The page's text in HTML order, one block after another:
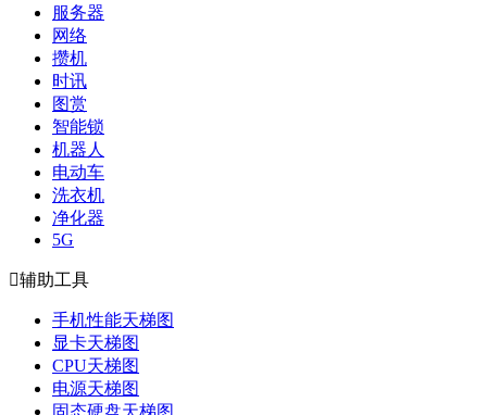
服务器
网络
攒机
时讯
图赏
智能锁
机器人
电动车
洗衣机
净化器
5G
辅助工具
手机性能天梯图
显卡天梯图
CPU天梯图
电源天梯图
固态硬盘天梯图